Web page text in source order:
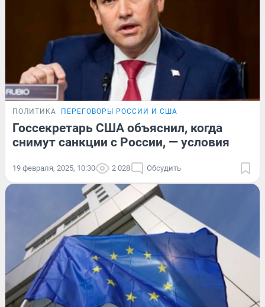
ПОЛИТИКА ПЕРЕГОВОРЫ РОССИИ И США
Госсекретарь США объяснил, когда
снимут санкции с России, — условия
19 февраля, 2025, 10:30 2 028 Обсудить